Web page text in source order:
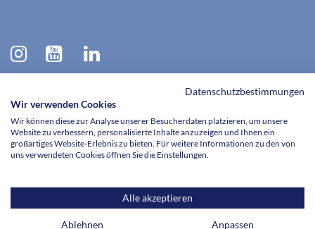
Kontakt
Telefon:
0521 772-700
Anregung und Kritik
Datenschutzbestimmungen
Wir verwenden Cookies
Wir können diese zur Analyse unserer Besucherdaten platzieren, um unsere
Website zu verbessern, personalisierte Inhalte anzuzeigen und Ihnen ein
großartiges Website-Erlebnis zu bieten. Für weitere Informationen zu den von
uns verwendeten Cookies öffnen Sie die Einstellungen.
Alle akzeptieren
Ablehnen Anpassen